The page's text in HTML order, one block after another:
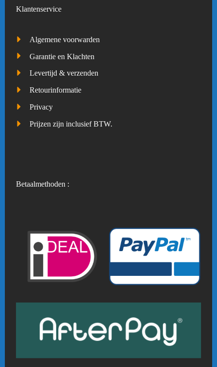
Klantenservice
Algemene voorwarden
Garantie en Klachten
Levertijd & verzenden
Retourinformatie
Privacy
Prijzen zijn inclusief BTW.
Betaalmethoden :